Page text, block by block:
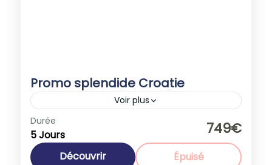
Promo splendide Croatie
Voir plus
Promotions
Croatie,Europe
1-40 People
Durée
5 Jours 749€
Découvrir Épuisé